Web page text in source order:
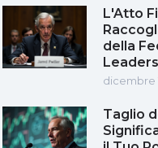
L'Atto
della
dicembre
Taglio